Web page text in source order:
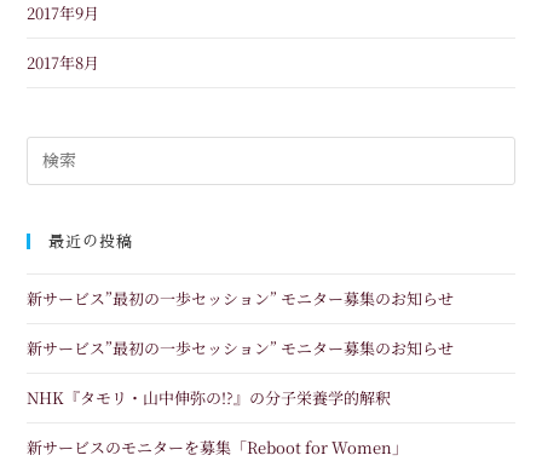
2017年9月
2017年8月
最近の投稿
新サービス”最初の一歩セッション” モニター募集のお知らせ
新サービス”最初の一歩セッション” モニター募集のお知らせ
NHK『タモリ・山中伸弥の!?』の分子栄養学的解釈
新サービスのモニターを募集「Reboot for Women」